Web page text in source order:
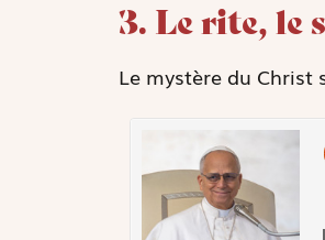
3. Le rite, le
Le mystère du Christ